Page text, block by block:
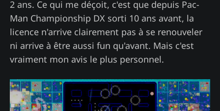
2 ans. Ce qui me déçoit, c'est que depuis Pac-
Man Championship DX sorti 10 ans avant, la
licence n'arrive clairement pas à se renouveler
ni arrive à être aussi fun qu'avant. Mais c'est
vraiment mon avis le plus personnel.